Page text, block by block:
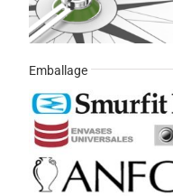
Emballage